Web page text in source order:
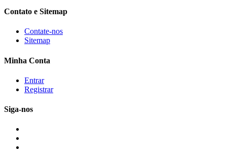
Contato e Sitemap
Contate-nos
Sitemap
Minha Conta
Entrar
Registrar
Siga-nos